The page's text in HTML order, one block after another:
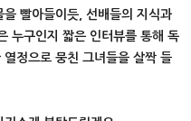
빨아들이듯, 선배들의 지식과
누구인지 짧은 인터뷰를 통해 독
정으로 뭉친 그녀들을 살짝 들